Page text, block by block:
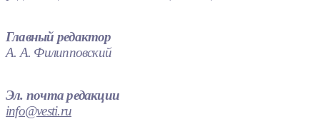
Главный редактор
А. А. Филипповский
Эл. почта редакции
info@vesti.ru